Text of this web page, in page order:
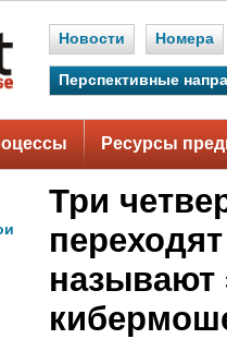
Новости Номера
Перспективные
Ресурсы
Три